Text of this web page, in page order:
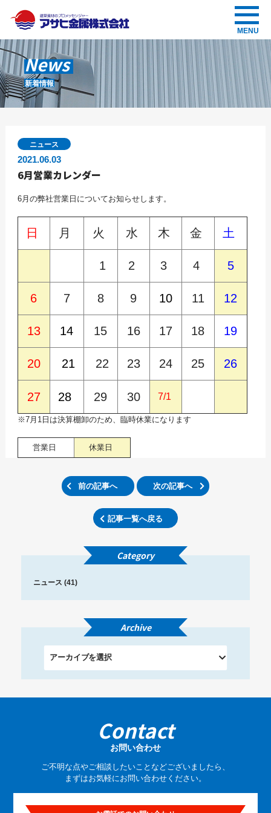
MENU
News
新着情報
ニュース
2021.06.03
6月営業カレンダー
6月の弊社営業日についてお知らせします。
日 月 火 水 木 金 土
1 2 3 4 5
6 7 8 9 10 11 12
13 14 15 16 17 18 19
20 21 22 23 24 25 26
27 28 29 30 7/1
※7月1日は決算棚卸のため、臨時休業になります
営業日 休業日
前の記事へ 次の記事へ
記事一覧へ戻る
Category
ニュース (41)
Archive
Contact
お問い合わせ
ご不明な点やご相談したいことなどございましたら、
まずはお気軽にお問い合わせください。